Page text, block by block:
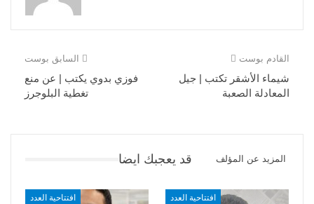
السابق بوست
فوزي بدوي يكتب | عن منع
تغطية البلوجرز
القادم بوست
شيماء الأشقر تكتب | جيل
المعادلة الصعبة
قد يعجبك ايضا المزيد عن المؤلف
افتتاحية العدد افتتاحية العدد